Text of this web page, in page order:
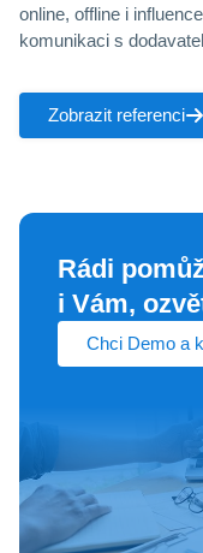
online, offline i
komunikaci s
Zobrazit referenci
Rádi
i Vám,
Chci Demo a